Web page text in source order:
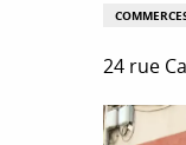
24 rue